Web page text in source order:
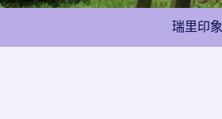
瑞里印象